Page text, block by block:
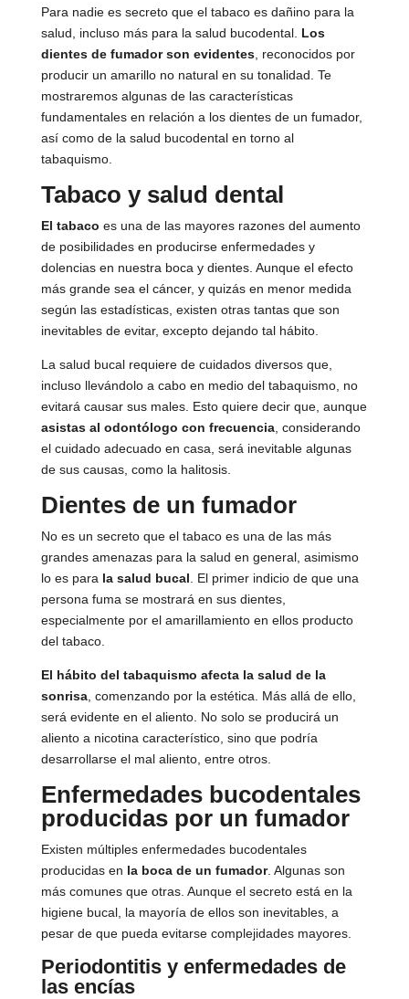
Para nadie es secreto que el tabaco es dañino para la
salud, incluso más para la salud bucodental. Los
dientes de fumador son evidentes, reconocidos por
producir un amarillo no natural en su tonalidad. Te
mostraremos algunas de las características
fundamentales en relación a los dientes de un fumador,
así como de la salud bucodental en torno al
tabaquismo.
Tabaco y salud dental
El tabaco es una de las mayores razones del aumento
de posibilidades en producirse enfermedades y
dolencias en nuestra boca y dientes. Aunque el efecto
más grande sea el cáncer, y quizás en menor medida
según las estadísticas, existen otras tantas que son
inevitables de evitar, excepto dejando tal hábito.
La salud bucal requiere de cuidados diversos que,
incluso llevándolo a cabo en medio del tabaquismo, no
evitará causar sus males. Esto quiere decir que, aunque
asistas al odontólogo con frecuencia, considerando
el cuidado adecuado en casa, será inevitable algunas
de sus causas, como la halitosis.
Dientes de un fumador
No es un secreto que el tabaco es una de las más
grandes amenazas para la salud en general, asimismo
lo es para la salud bucal . El primer indicio de que una
persona fuma se mostrará en sus dientes,
especialmente por el amarillamiento en ellos producto
del tabaco.
El hábito del tabaquismo afecta la salud de la
sonrisa, comenzando por la estética. Más allá de ello,
será evidente en el aliento. No solo se producirá un
aliento a nicotina característico, sino que podría
desarrollarse el mal aliento, entre otros.
Enfermedades bucodentales
producidas por un fumador
Existen múltiples enfermedades bucodentales
producidas en la boca de un fumador. Algunas son
más comunes que otras. Aunque el secreto está en la
higiene bucal, la mayoría de ellos son inevitables, a
pesar de que pueda evitarse complejidades mayores.
Periodontitis y enfermedades de
las encías